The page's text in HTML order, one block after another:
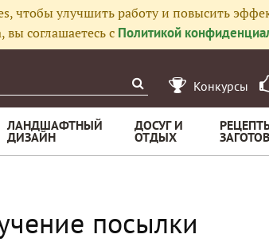
чтобы улучшить работу и повысить
соглашаетесь с Политикой
Конкурсы
ЛАНДШАФТНЫЙ
ДИЗАЙН
ДОСУГ И
ОТДЫХ
посылки